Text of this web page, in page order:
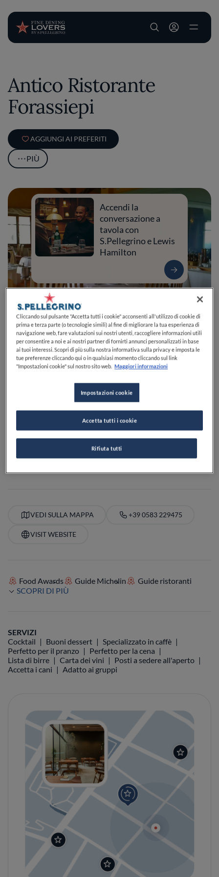
User account
Antico Ristorante
Forassiepi
AGGIUNGI AI PREFERITI
PIÙ
Accendi la
conversazione a
tavola con
S.Pellegrino e Lewis
Hamilton
CHIUSO ApreDomenica,12:30-14:30, 19:30-23:00
VEDI SULLA MAPPA +39 0583 229475
VISIT WEBSITE
Food Awards Guide Michelin
Guide ristoranti
SCOPRI DI PIÙ
SERVIZI
Cocktail
Buoni dessert
Specializzato in caffè
Perfetto per il pranzo
Perfetto per la cena
Lista di birre
Carta dei vini
Posti a sedere all'aperto
Accetta i cani
Adatto ai gruppi
Cliccando sul pulsante "Accetta tutti i cookie" acconsenti all'utilizzo di cookie di
prima e terza parte (o tecnologie simili) al fine di migliorare la tua esperienza di
navigazione web, fare valutazioni sui nostri utenti, raccogliere informazioni utili
per consentire a noi e ai nostri partner di fornirti annunci personalizzati in base
ai tuoi interessi. Scopri di più sulla nostra informativa sulla privacy e imposta le
tue preferenze cliccando qui o in qualsiasi momento cliccando sul link
"Impostazioni cookie" sul nostro sito web. Maggiori informazioni
Impostazioni cookie
Rifiuta tutti
Accetta tutti i cookie